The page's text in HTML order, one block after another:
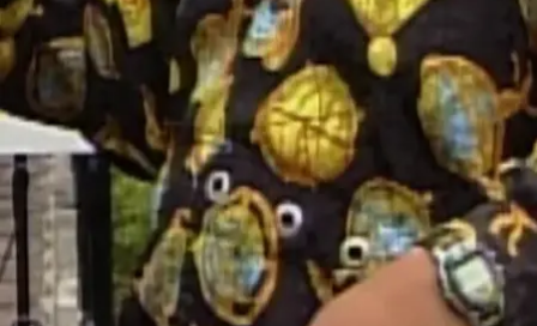
Tu ligando
Tu ligando
La Hora Pico